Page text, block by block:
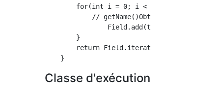
// getName()Obtenez le terrain
Classe d'exécution